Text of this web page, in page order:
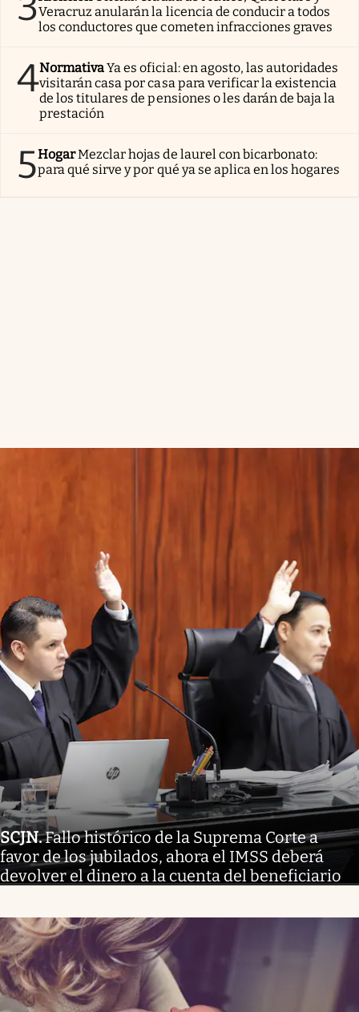
Veracruz anularán la licencia de conducir a todos
los conductores que cometen infracciones graves
4NormativaYa es oficial: en agosto, las autoridades
visitarán casa por casa para verificar la existencia
de los titulares de pensiones o les darán de baja la
prestación
5HogarMezclar hojas de laurel con bicarbonato:
para qué sirve y por qué ya se aplica en los hogares
SCJN.Fallo histórico de la Suprema Corte a
favor de los jubilados, ahora el IMSS deberá
devolver el dinero a la cuenta del beneficiario